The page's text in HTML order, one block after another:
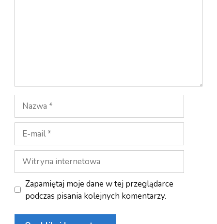
Nazwa
mail
Witryna
internetowa
Zapamiętaj moje dane w tej przeglądarce
podczas pisania kolejnych komentarzy.